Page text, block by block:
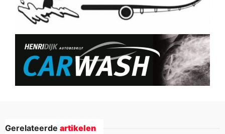
Gerelateerde artikelen